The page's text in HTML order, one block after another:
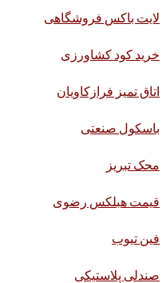
لایت باکس فروشگاهی
خرید کود کشاورزی
اتاق تمیز فرازکاویان
باسکول صنعتی
محک تبریز
قیمت هبلکس رضوی
فین تیوب
صندلی پلاستیکی